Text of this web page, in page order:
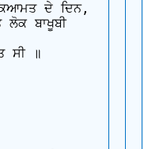
ਦੇ ਦਿਨ,
ਬਾਖੂਬੀ
ਸੀ ॥